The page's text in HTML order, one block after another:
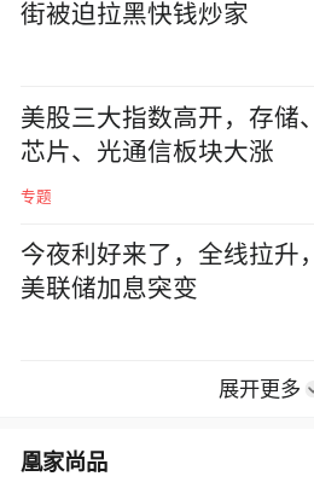
街被迫拉黑快钱炒家
美股三大指数高开，存储、
芯片、光通信板块大涨
专题
今夜利好来了，全线拉升，
美联储加息突变
展开更多
凰家尚品